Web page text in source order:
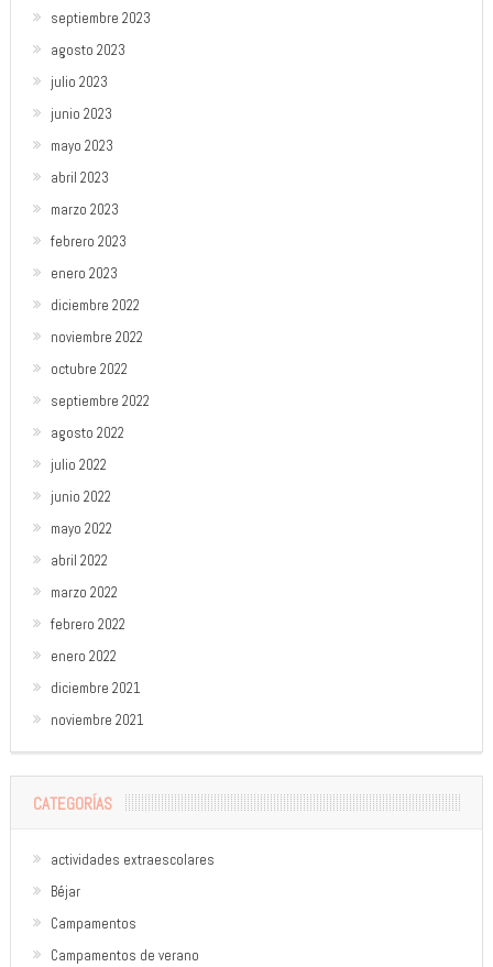
septiembre 2023
agosto 2023
julio 2023
junio 2023
mayo 2023
abril 2023
marzo 2023
febrero 2023
enero 2023
diciembre 2022
noviembre 2022
octubre 2022
septiembre 2022
agosto 2022
julio 2022
junio 2022
mayo 2022
abril 2022
marzo 2022
febrero 2022
enero 2022
diciembre 2021
noviembre 2021
CATEGORÍAS
actividades extraescolares
Béjar
Campamentos
Campamentos de verano